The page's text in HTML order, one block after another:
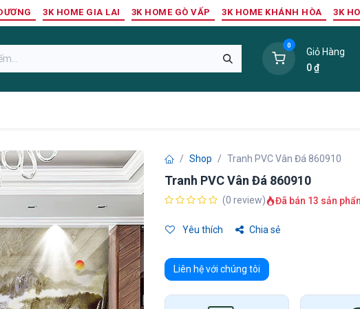
3K HOME GIA LAI 3K HOME GÒ VẤP 3K HOME KHÁNH HÒA 3K
0
Giỏ Hàng
0₫
Shop Tranh PVC Vân Đá 860910
Tranh PVC Vân Đá 860910
(0 review) Đã bán 13 sản
Yêu thích Chia sẻ
Liên hệ với chúng tôi